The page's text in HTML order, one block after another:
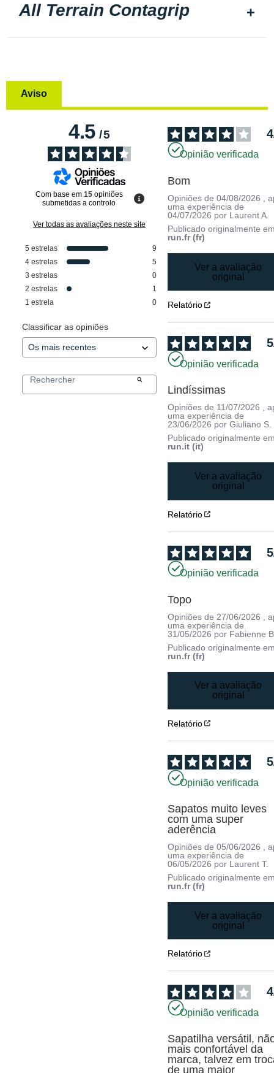
All Terrain Contagrip
Aviso
4.5/5
Com base em 15 opiniões
submetidas a controlo
Ver todas as avaliações neste site
5 estrelas
9
4 estrelas
5
3 estrelas
0
2 estrelas
1
1 estrela 0
Classificar as opiniões
4
Opinião verificada
Bom
Opiniões de04/08/2026
,
uma experiência de
04/07/2026 por Laurent A.
Publicado originalmente
run.fr (fr)
Ver a avaliação
original
Relatório
5
Opinião verificada
Lindíssimas
Opiniões de 11/07/2026 ,
uma experiência de
23/06/2026 porGiuliano S.
Publicado originalmente
run.it (it)
Ver a avaliação
original
Relatório
5
Opinião verificada
Topo
Opiniões de 27/06/2026
,
uma experiência de
31/05/2026 por Fabienne
Publicado originalmente
run.fr (fr)
Ver a avaliação
original
Relatório
5
Opinião verificada
Sapatos muito leves
com uma super
aderência
Opiniões de05/06/2026
,
uma experiência de
06/05/2026 por Laurent T.
Publicado originalmente
run.fr (fr)
Ver a avaliação
original
Relatório
4
Opinião verificada
Sapatilha versátil,
mais confortável da
marca, talvez em
de uma maior